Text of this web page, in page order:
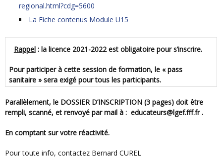
regional.html?cdg=5600
La Fiche contenus Module U15
Rappel: la licence 2021-2022 est obligatoire pour s’inscrire.
Pour participer à cette session de formation, le « pass
sanitaire » sera exigé pour tous les participants.
Parallèlement, le DOSSIER D’INSCRIPTION (3 pages) doit être
rempli, scanné, et renvoyé par mail à : educateurs@lgef.fff.fr.
En comptant sur votre réactivité.
Pour toute info, contactez Bernard CUREL